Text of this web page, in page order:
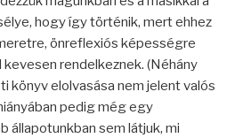
hogy így történik, mert ehhez
önreflexiós képességre
kevesen rendelkeznek. (Néhány
könyv elolvasása nem jelent valós
pedig még egy
állapotunkban sem látjuk, mi